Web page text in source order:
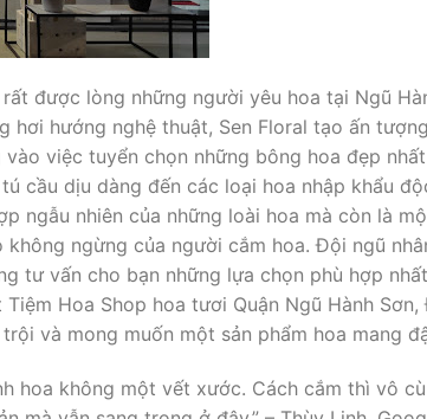
được lòng những người yêu hoa tại Ngũ
hướng nghệ thuật, Sen Floral tạo ấn
việc tuyển chọn những bông hoa đẹp
cầu dịu dàng đến các loại hoa nhập khẩu
ngẫu nhiên của những loài hoa mà còn là
ngừng của người cắm hoa. Đội ngũ
tư vấn cho bạn những lựa chọn phù hợp
Hoa Shop hoa tươi Quận Ngũ Hành
và mong muốn một sản phẩm hoa mang
hoa không một vết xước. Cách cắm thì vô